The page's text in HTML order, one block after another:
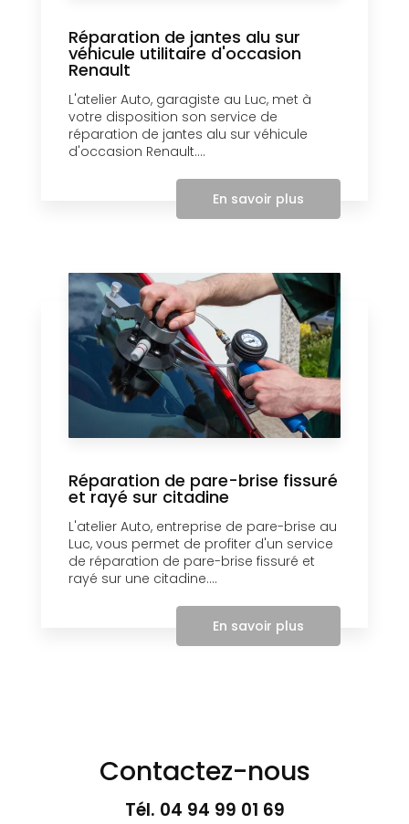
Réparation de jantes alu sur
véhicule utilitaire d'occasion
Renault
L'atelier Auto, garagiste au Luc, met à
votre disposition son service de
réparation de jantes alu sur véhicule
d'occasion Renault....
En savoir plus
Réparation de pare-brise fissuré
et rayé sur citadine
L'atelier Auto, entreprise de pare-brise au
Luc, vous permet de profiter d'un service
de réparation de pare-brise fissuré et
rayé sur une citadine....
En savoir plus
Contactez-nous
Tél. 04 94 99 01 69